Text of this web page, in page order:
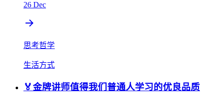
26 Dec
思考哲学
生活方式
🏅金牌讲师值得我们普通人学习的优良品质